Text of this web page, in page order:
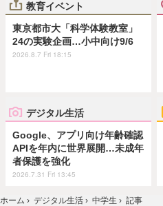
教育イベント
東京都市大「科学体験教室」
24の実験企画…小中向け9/6
2026.8.7 Fri 18:15
デジタル生活
Google、アプリ向け年齢確認
APIを年内に世界展開…未成年
者保護を強化
2026.7.31 Fri 13:45
ホーム › デジタル生活 › 中学生 › 記事